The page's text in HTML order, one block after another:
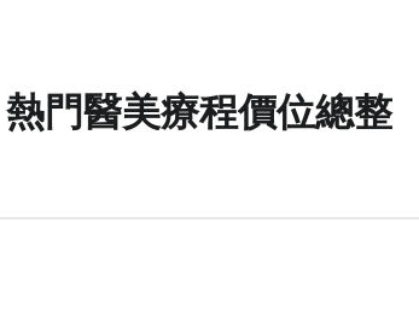
門醫美療程價位總整